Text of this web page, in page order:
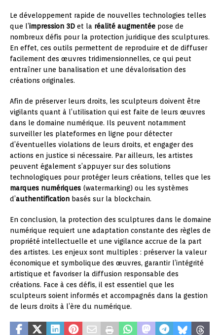
Le développement rapide de nouvelles technologies telles
que l’impression 3D et la réalité augmentée pose de
nombreux défis pour la protection juridique des sculptures.
En effet, ces outils permettent de reproduire et de diffuser
facilement des œuvres tridimensionnelles, ce qui peut
entraîner une banalisation et une dévalorisation des
créations originales.
Afin de préserver leurs droits, les sculpteurs doivent être
vigilants quant à l’utilisation qui est faite de leurs œuvres
dans le domaine numérique. Ils peuvent notamment
surveiller les plateformes en ligne pour détecter
d’éventuelles violations de leurs droits, et engager des
actions en justice si nécessaire. Par ailleurs, les artistes
peuvent également s’appuyer sur des solutions
technologiques pour protéger leurs créations, telles que les
marques numériques (watermarking) ou les systèmes
d’authentification basés sur la blockchain.
En conclusion, la protection des sculptures dans le domaine
numérique requiert une adaptation constante des règles de
propriété intellectuelle et une vigilance accrue de la part
des artistes. Les enjeux sont multiples : préserver la valeur
économique et symbolique des œuvres, garantir l’intégrité
artistique et favoriser la diffusion responsable des
créations. Face à ces défis, il est essentiel que les
sculpteurs soient informés et accompagnés dans la gestion
de leurs droits à l’ère du numérique.